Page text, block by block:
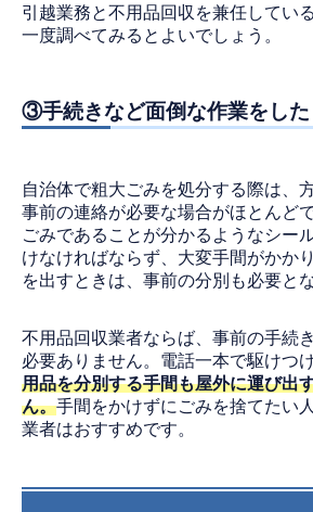
引越業務と不用品回収を兼任してい
一度調べてみるとよいでしょう。
③手続きなど面倒な作業をした
自治体で粗大ごみを処分する際は、
事前の連絡が必要な場合がほとんど
ごみであることが分かるようなシー
けなければならず、大変手間がかか
を出すときは、事前の分別も必要と
不用品回収業者ならば、事前の手続
必要ありません。電話一本で駆けつ
用品を分別する手間も屋外に運び出
ん。手間をかけずにごみを捨てたい
業者はおすすめです。